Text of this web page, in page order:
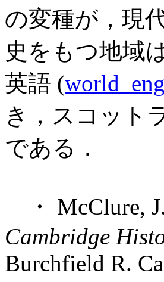
の変種が，現
史をもつ地域
英語 (
き，スコット
である．
・ McClure,
Cambridge
Burchfield R.